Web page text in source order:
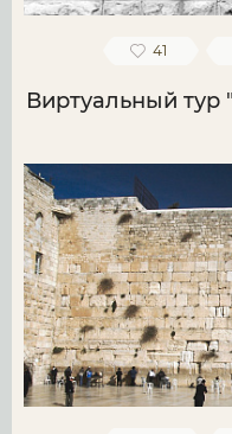
41
Виртуальный